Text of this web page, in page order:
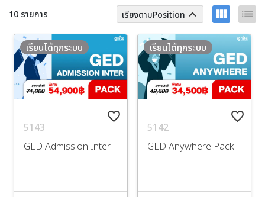
local_offer
import_contacts วางแผนการเรียน
account_circle เข้าสู่ระบบ
10 รายการ เรียงตามPosition keyboard_arrow_up view_module list
favorite_border
5143
GED Admission Inter
เรียนได้ทุกระบบ
favorite_border
5142
GED Anywhere Pack
เรียนได้ทุกระบบ